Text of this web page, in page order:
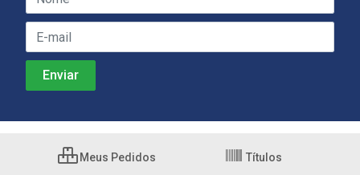
Meus Pedidos Títulos